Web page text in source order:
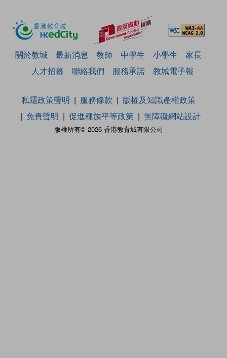
關於教城 最新消息 教師 中學生 小學生
家長
人才招募
聯絡我們 服務承諾 教城電子報
版權所有© 2026 香港教育城有限公司
私隱政策聲明 服務條款
版權及知識產權政策
免責聲明
促進種族平等政策 無障礙網站設計